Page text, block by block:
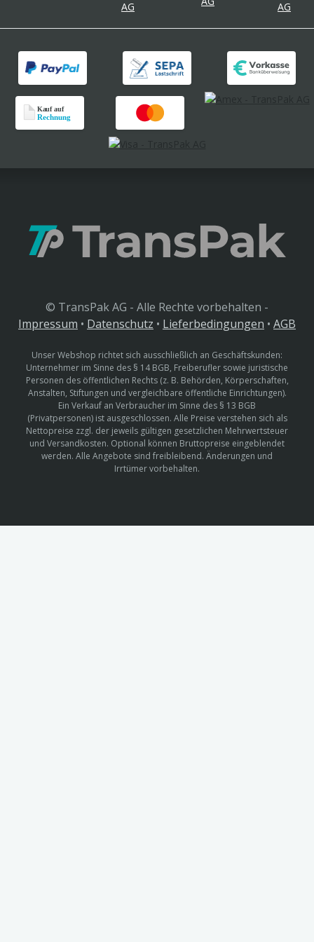
© TransPak AG - Alle Rechte vorbehalten -
Impressum • Datenschutz • Lieferbedingungen • AGB
Unser Webshop richtet sich ausschließlich an Geschäftskunden:
Unternehmer im Sinne des § 14 BGB, Freiberufler sowie juristische
Personen des öffentlichen Rechts (z. B. Behörden, Körperschaften,
Anstalten, Stiftungen und vergleichbare öffentliche Einrichtungen).
Ein Verkauf an Verbraucher im Sinne des § 13 BGB
(Privatpersonen) ist ausgeschlossen. Alle Preise verstehen sich als
Nettopreise zzgl. der jeweils gültigen gesetzlichen Mehrwertsteuer
und Versandkosten. Optional können Bruttopreise eingeblendet
werden. Alle Angebote sind freibleibend. Änderungen und
Irrtümer vorbehalten.